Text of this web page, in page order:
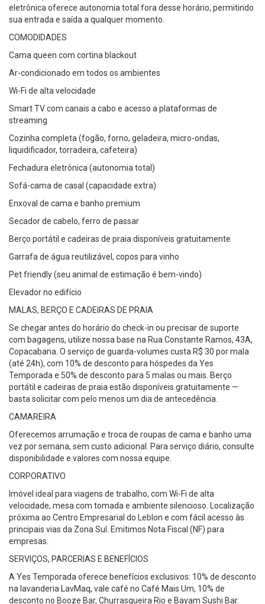
eletrônica oferece autonomia total fora desse horário, permitindo
sua entrada e saída a qualquer momento.
COMODIDADES
Cama queen com cortina blackout
Ar-condicionado em todos os ambientes
Wi-Fi de alta velocidade
Smart TV com canais a cabo e acesso a plataformas de
streaming
Cozinha completa (fogão, forno, geladeira, micro-ondas,
liquidificador, torradeira, cafeteira)
Fechadura eletrônica (autonomia total)
Sofá-cama de casal (capacidade extra)
Enxoval de cama e banho premium
Secador de cabelo, ferro de passar
Berço portátil e cadeiras de praia disponíveis gratuitamente
Garrafa de água reutilizável, copos para vinho
Pet friendly (seu animal de estimação é bem-vindo)
Elevador no edifício
MALAS, BERÇO E CADEIRAS DE PRAIA
Se chegar antes do horário do check-in ou precisar de suporte
com bagagens, utilize nossa base na Rua Constante Ramos, 43A,
Copacabana. O serviço de guarda-volumes custa R$ 30 por mala
(até 24h), com 10% de desconto para hóspedes da Yes
Temporada e 50% de desconto para 5 malas ou mais. Berço
portátil e cadeiras de praia estão disponíveis gratuitamente —
basta solicitar com pelo menos um dia de antecedência.
CAMAREIRA
Oferecemos arrumação e troca de roupas de cama e banho uma
vez por semana, sem custo adicional. Para serviço diário, consulte
disponibilidade e valores com nossa equipe.
CORPORATIVO
Imóvel ideal para viagens de trabalho, com Wi-Fi de alta
velocidade, mesa com tomada e ambiente silencioso. Localização
próxima ao Centro Empresarial do Leblon e com fácil acesso às
principais vias da Zona Sul. Emitimos Nota Fiscal (NF) para
empresas.
SERVIÇOS, PARCERIAS E BENEFÍCIOS
A Yes Temporada oferece benefícios exclusivos: 10% de desconto
na lavanderia LavMaq, vale café no Café Mais Um, 10% de
desconto no Booze Bar, Churrasqueira Rio e Bayam Sushi Bar.